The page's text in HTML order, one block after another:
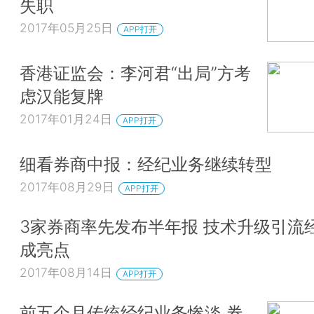
失职
2017年05月25日 APP打开
香港证监会：李河君“出局”方考
虑汉能复牌
2017年01月24日 APP打开
细看券商中报：经纪业务继续转型
2017年08月29日 APP打开
3家券商率先发布半年报 技术升级引流
成亮点
2017年08月14日 APP打开